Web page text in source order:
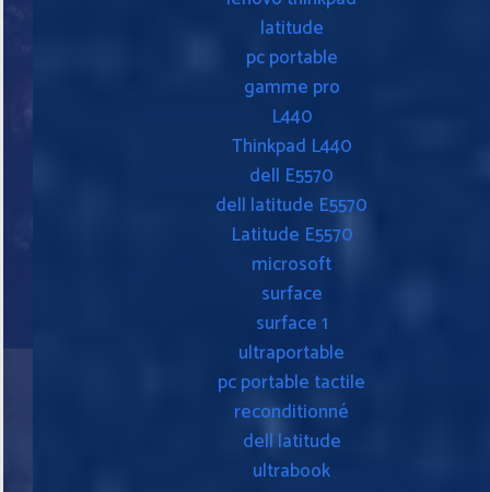
latitude
pc portable
gamme pro
L440
Thinkpad L440
dell E5570
dell latitude E5570
Latitude E5570
microsoft
surface
surface 1
ultraportable
pc portable tactile
reconditionné
dell latitude
ultrabook